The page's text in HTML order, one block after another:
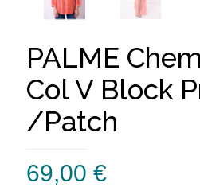
PALME
Col V Block
/Patch
69,00 €